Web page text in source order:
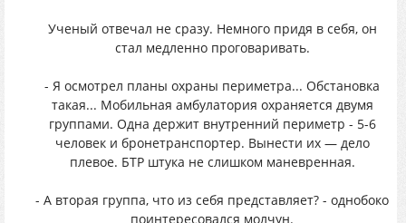
Ученый отвечал не сразу. Немного придя в себя, он
стал медленно проговаривать.
- Я осмотрел планы охраны периметра... Обстановка
такая... Мобильная амбулатория охраняется двумя
группами. Одна держит внутренний периметр - 5-6
человек и бронетранспортер. Вынести их — дело
плевое. БТР штука не слишком маневренная.
- А вторая группа, что из себя представляет? - однобоко
поинтересовался молчун.